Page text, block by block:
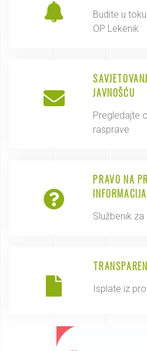
Budite u
OP Lekenik
JAVNOŠĆU
Pregledajte
rasprave
PRAVO NA
Službenik
Isplate iz